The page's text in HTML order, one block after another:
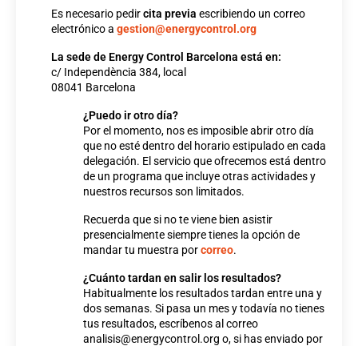
Es necesario pedircita previa escribiendo un correo
electrónico a gestion@energycontrol.org
La sede de Energy Control Barcelona está en:
c/ Independència 384, local
08041 Barcelona
¿Puedo ir otro día?
Por el momento, nos es imposible abrir otro día
que no esté dentro del horario estipulado en cada
delegación. El servicio que ofrecemos está dentro
de un programa que incluye otras actividades y
nuestros recursos son limitados.
Recuerda que si no te viene bien asistir
presencialmente siempre tienes la opción de
mandar tu muestra porcorreo.
¿Cuánto tardan en salir los resultados?
Habitualmente los resultados tardan entre una y
dos semanas. Si pasa un mes y todavía no tienes
tus resultados, escríbenos al correo
analisis@energycontrol.org o, si has enviado por